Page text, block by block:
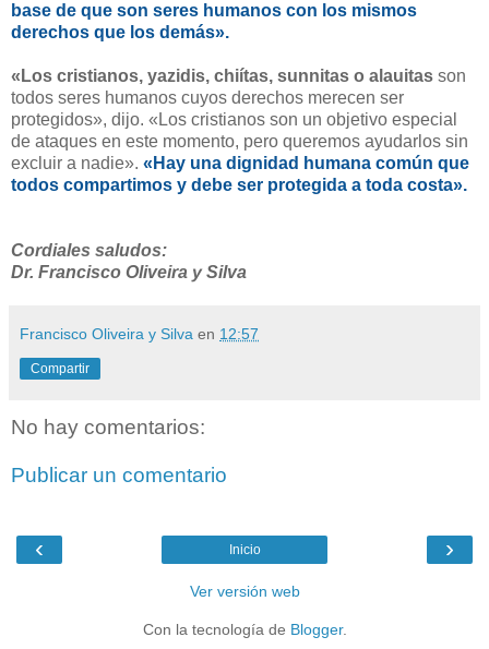
base de que son seres humanos con los mismos
derechos que los demás».
«Los cristianos, yazidis, chiítas, sunnitas o alauitas son
todos seres humanos cuyos derechos merecen ser
protegidos», dijo. «Los cristianos son un objetivo especial
de ataques en este momento, pero queremos ayudarlos sin
excluir a nadie». «Hay una dignidad humana común que
todos compartimos y debe ser protegida a toda costa».
Cordiales saludos:
Dr. Francisco Oliveira y Silva
Francisco Oliveira y Silva en 12:57
Compartir
No hay comentarios:
Publicar un comentario
‹ ›
Inicio
Ver versión web
Con la tecnología de Blogger.